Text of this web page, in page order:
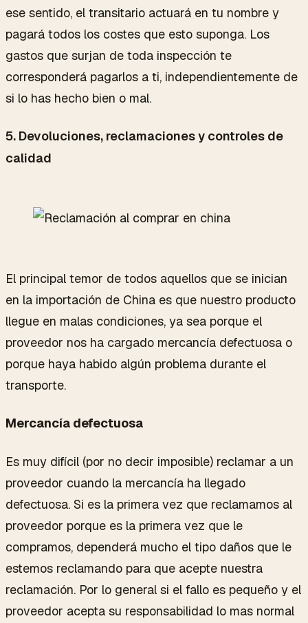
ese sentido, el transitario actuará en tu nombre y
pagará todos los costes que esto suponga. Los
gastos que surjan de toda inspección te
corresponderá pagarlos a ti, independientemente de
si lo has hecho bien o mal.
5. Devoluciones, reclamaciones y controles de
calidad
El principal temor de todos aquellos que se inician
en la importación de China es que nuestro producto
llegue en malas condiciones, ya sea porque el
proveedor nos ha cargado mercancía defectuosa o
porque haya habido algún problema durante el
transporte.
Mercancía defectuosa
Es muy difícil (por no decir imposible) reclamar a un
proveedor cuando la mercancía ha llegado
defectuosa. Si es la primera vez que reclamamos al
proveedor porque es la primera vez que le
compramos, dependerá mucho el tipo daños que le
estemos reclamando para que acepte nuestra
reclamación. Por lo general si el fallo es pequeño y el
proveedor acepta su responsabilidad lo mas normal